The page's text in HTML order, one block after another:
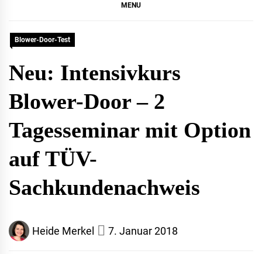
MENU
Blower-Door-Test
Neu: Intensivkurs
Blower-Door – 2
Tagesseminar mit Option
auf TÜV-
Sachkundenachweis
Heide Merkel 7. Januar 2018